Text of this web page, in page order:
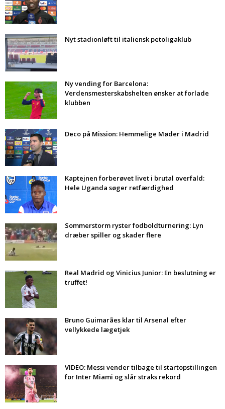
Nyt stadionløft til italiensk petoligaklub
Ny vending for Barcelona:
Verdensmesterskabshelten ønsker at forlade
klubben
Deco på Mission: Hemmelige Møder i Madrid
Kaptejnen forberøvet livet i brutal overfald:
Hele Uganda søger retfærdighed
Sommerstorm ryster fodboldturnering: Lyn
dræber spiller og skader flere
Real Madrid og Vinicius Junior: En beslutning er
truffet!
Bruno Guimarães klar til Arsenal efter
vellykkede lægetjek
VIDEO: Messi vender tilbage til startopstillingen
for Inter Miami og slår straks rekord